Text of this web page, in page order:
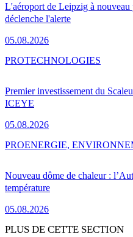
L'aéroport de Leipzig à
déclenche l'alerte
05.08.2026
Premier investissement du
ICEYE
05.08.2026
PROTECHNOLOGIES
Nouveau dôme de chaleur :
température
05.08.2026
PROENERGIE,
PLUS DE CETTE SECTION